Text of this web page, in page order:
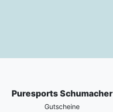
Puresports Schumacher
Gutscheine